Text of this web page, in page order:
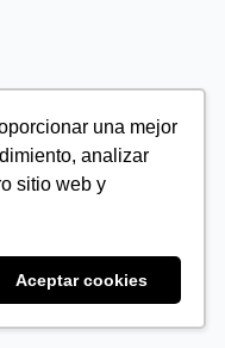
una mejor
analizar
sitio web y
Aceptar cookies